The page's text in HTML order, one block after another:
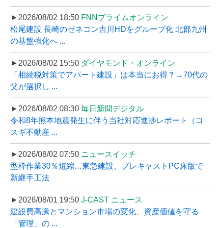
►2026/08/02 18:50 FNNプライムオンライン
松尾建設 長崎のゼネコン吉川HDをグループ化 北部九州
の基盤強化へ ...
►2026/08/02 15:50 ダイヤモンド・オンライン
「相続税対策でアパート建設」は本当にお得？→70代の
父が選択し ...
►2026/08/02 08:30 毎日新聞デジタル
令和8年熊本地震発生に伴う当社対応進捗レポート（コ
スギ不動産 ...
►2026/08/02 07:50 ニュースイッチ
型枠作業30％短縮…東急建設、プレキャストPC床版で
新継手工法
►2026/08/01 19:50 J-CAST ニュース
建設費高騰とマンション市場の変化、資産価値を守る
「管理」の ...